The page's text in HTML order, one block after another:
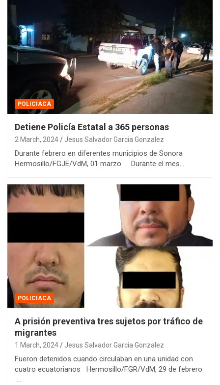
POLICIACA
Detiene Policía Estatal a 365 personas
2 March, 2024 Jesus Salvador Garcia Gonzalez
Durante febrero en diferentes municipios de Sonora
Hermosillo/FGJE/VdM, 01 marzo Durante el mes…
POLICIACA
A prisión preventiva tres sujetos por tráfico de
migrantes
1 March, 2024 Jesus Salvador Garcia Gonzalez
Fueron detenidos cuando circulaban en una unidad con
cuatro ecuatorianos Hermosillo/FGR/VdM, 29 de febrero
…